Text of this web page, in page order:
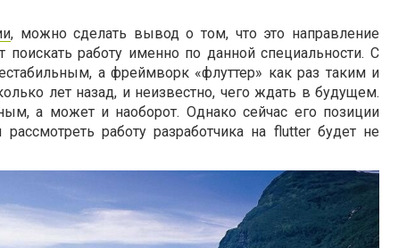
, можно сделать вывод о том, что это направление
поискать работу именно по данной специальности. С
а фреймворк «флуттер» как раз таким и
лет назад, и неизвестно, чего ждать в будущем.
а может и наоборот. Однако сейчас его позиции
работу разработчика на flutter будет не